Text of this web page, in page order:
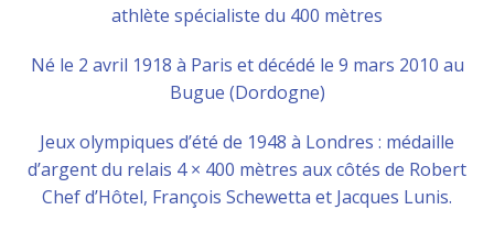
athlète spécialiste du 400 mètres
Né le 2 avril 1918 à Paris et décédé le 9 mars 2010 au
Bugue (Dordogne)
Jeux olympiques d’été de 1948 à Londres : médaille
d’argent du relais 4 × 400 mètres aux côtés de Robert
Chef d’Hôtel, François Schewetta et Jacques Lunis.